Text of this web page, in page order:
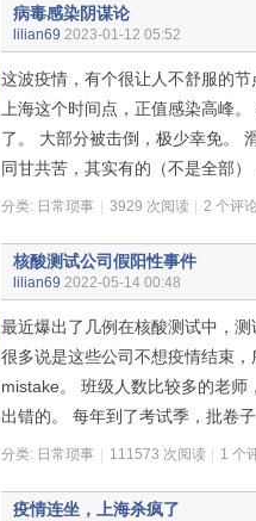
病毒感染阴谋论
lilian69 2023-01-12 05:52
这波疫情，有个很让人不舒服的
上海这个时间点，正值感染高峰
了。 大部分被击倒，极少幸免。
同甘共苦，其实有的（不是全部
分类: 日常琐事 3929 次阅读 2 个评论
核酸测试公司假阳性事件
lilian69 2022-05-14 00:48
最近爆出了几例在核酸测试中，
很多说是这些公司不想疫情结束
mistake。 班级人数比较多的老
出错的。 每年到了考试季，批卷
分类: 日常琐事 111573 次阅读 1 个
疫情连坐，上海杀疯了